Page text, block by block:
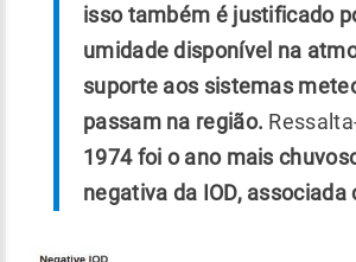
isso também é justificado
umidade disponível na
suporte aos sistemas
passam na região.
1974 foi o ano mais
negativa da IOD, associada